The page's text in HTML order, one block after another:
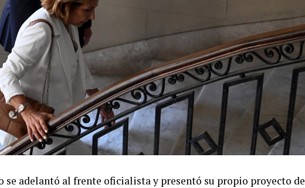
se adelantó al frente oficialista y presentó su propio proyecto de